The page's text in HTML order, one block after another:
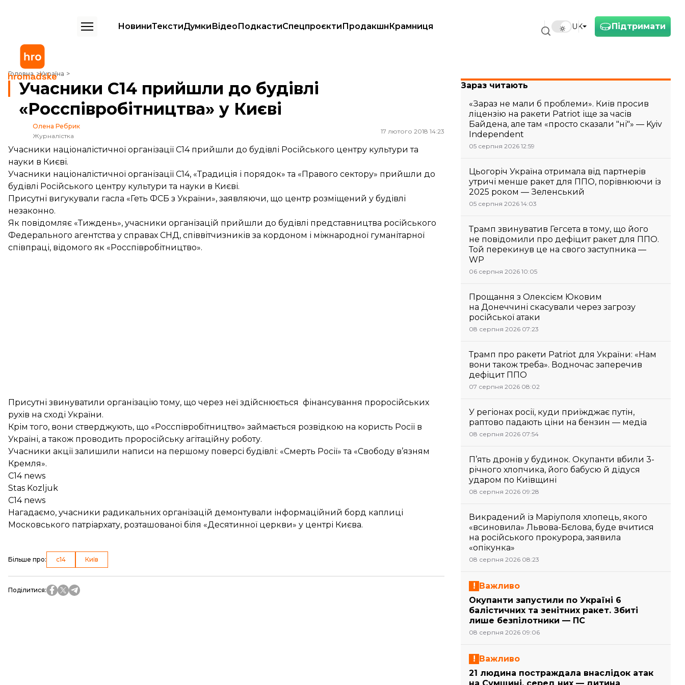
Підтримати
UK
НовиниТекстиДумкиВідеоПодкастиСпецпроєктиПродакшнКрамниця
Головна Україна
Учасники С14 прийшли до будівлі «Росспівробітництва» у Києві
Учасники С14 прийшли до будівлі
«Росспівробітництва» у Києві
Олена Ребрик
Журналістка
17 лютого 2018 14:23
Учасники націоналістичної організації С14 прийшли до будівлі Російського центру культури та
науки в Києві.
Учасники націоналістичної організації С14, «Традиція і порядок» та «Правого сектору» прийшли до
будівлі Російського центру культури та науки в Києві.
Присутні вигукували гасла «Геть ФСБ з України», заявляючи, що центр розміщений у будівлі
незаконно.
Як повідомляє «Тиждень», учасники організацій прийшли до будівлі представництва російського
Федерального агентства у справах СНД, співвітчизників за кордоном і міжнародної гуманітарної
співпраці, відомого як «Росспівробітництво».
Присутні звинуватили організацію тому, що через неї здійснюється фінансування проросійських
рухів на сході України.
Крім того, вони стверджують, що «Росспівробітництво» займається розвідкою на користь Росії в
Україні, а також проводить проросійську агітаційну роботу.
Учасники акції залишили написи на першому поверсі будівлі: «Смерть Росії» та «Свободу в’язням
Кремля».
C14 news
Stas Kozljuk
C14 news
Нагадаємо, учасники радикальних організацій демонтували інформаційний борд каплиці
Московського патріархату, розташованої біля «Десятинної церкви» у центрі Києва.
Більше про: с14 Київ
Поділитися:
Зараз читають
«Зараз не мали б проблеми». Київ просив
ліцензію на ракети Patriot іще за часів
Байдена, але там «просто сказали "ні"» — Kyiv
Independent
05 серпня 2026 12:59
Цьогоріч Україна отримала від партнерів
утричі менше ракет для ППО, порівнюючи із
2025 роком — Зеленський
05 серпня 2026 14:03
Трамп звинуватив Гегсета в тому, що його
не повідомили про дефіцит ракет для ППО.
Той перекинув це на свого заступника —
WP
06 серпня 2026 10:05
Прощання з Олексієм Юковим
на Донеччині скасували через загрозу
російської атаки
08 серпня 2026 07:23
Трамп про ракети Patriot для України: «Нам
вони також треба». Водночас заперечив
дефіцит ППО
07 серпня 2026 08:02
У регіонах росії, куди приїжджає путін,
раптово падають ціни на бензин — медіа
08 серпня 2026 07:54
П’ять дронів у будинок. Окупанти вбили 3-
річного хлопчика, його бабусю й дідуся
ударом по Київщині
08 серпня 2026 09:28
Викрадений із Маріуполя хлопець, якого
«всиновила» Львова-Бєлова, буде вчитися
на російського прокурора, заявила
«опікунка»
08 серпня 2026 08:23
Важливо
Окупанти запустили по Україні 6
балістичних та зенітних ракет. Збиті
лише безпілотники — ПС
08 серпня 2026 09:06
Важливо
21 людина постраждала внаслідок атак